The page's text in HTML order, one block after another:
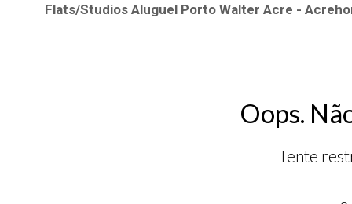
Flats/Studios Aluguel Porto Walter Acre -
Oops.
Tente